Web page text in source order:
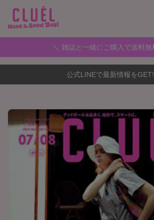
＼ 雑誌と一緒にご購入で送料無
公式LINEで最新情報を